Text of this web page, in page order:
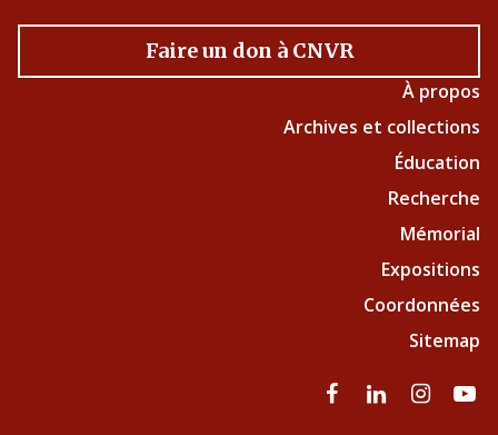
Faire un don à CNVR
À propos
Archives et collections
Éducation
Recherche
Mémorial
Expositions
Coordonnées
Sitemap